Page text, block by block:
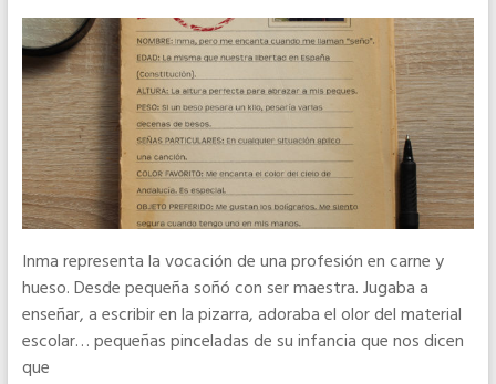
Inma representa la vocación de una profesión en carne y
hueso. Desde pequeña soñó con ser maestra. Jugaba a
enseñar, a escribir en la pizarra, adoraba el olor del material
escolar… pequeñas pinceladas de su infancia que nos dicen
que